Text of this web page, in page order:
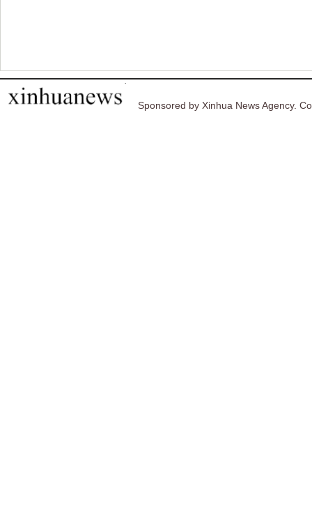
Sponsored by Xinhua News Agency.